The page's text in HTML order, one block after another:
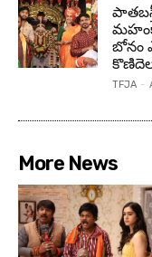
బోనం
TFJA -
More News